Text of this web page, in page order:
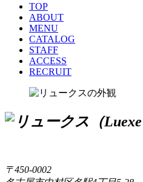
TOP
ABOUT
MENU
CATALOG
STAFF
ACCESS
RECRUIT
〒450-0002